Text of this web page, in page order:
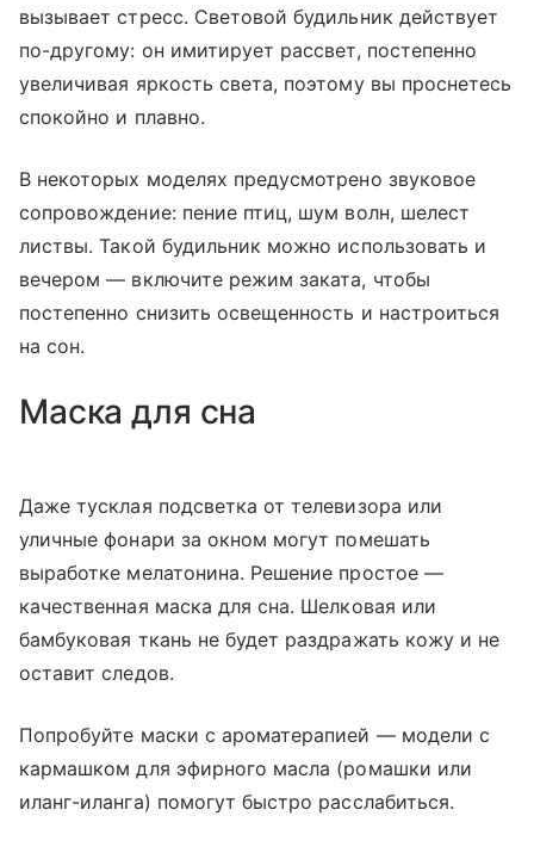
вызывает стресс. Световой будильник действует
по-другому: он имитирует рассвет, постепенно
увеличивая яркость света, поэтому вы проснетесь
спокойно и плавно.
В некоторых моделях предусмотрено звуковое
сопровождение: пение птиц, шум волн, шелест
листвы. Такой будильник можно использовать и
вечером — включите режим заката, чтобы
постепенно снизить освещенность и настроиться
на сон.
Маска для сна
Даже тусклая подсветка от телевизора или
уличные фонари за окном могут помешать
выработке мелатонина. Решение простое —
качественная маска для сна. Шелковая или
бамбуковая ткань не будет раздражать кожу и не
оставит следов.
Попробуйте маски с ароматерапией — модели с
кармашком для эфирного масла (ромашки или
иланг-иланга) помогут быстро расслабиться.